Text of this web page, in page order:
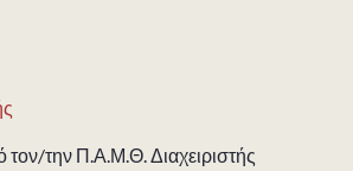
τον/την Π.Α.Μ.Θ. Διαχειριστής